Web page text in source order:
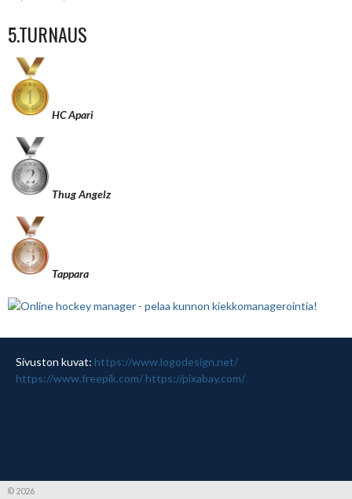
5.TURNAUS
HC Apari
Thug Angelz
Tappara
Sivuston kuvat: https://www.logodesign.net/
https://www.freepik.com/ https://pixabay.com/
© 2026